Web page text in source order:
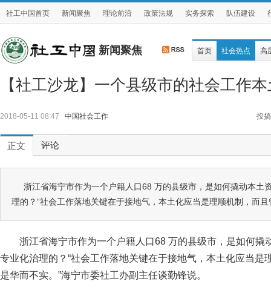
社工中国首页 新闻聚焦 理论前沿 政策法规 实务探索 队伍建设
新闻聚焦 首页 社会热点 高
【社工沙龙】一个县级市的社会工作
2018-05-11 08:47 中国社会工作 投搞
正文 评论
浙江省海宁市作为一个户籍人口68 万的县级市，是如何撬动本土
理的？“社会工作落地关键在于接地气，本土化应当是理顺机制，而
浙江省海宁市作为一个户籍人口68 万的县级市，是如何撬
专业化治理的？“社会工作落地关键在于接地气，本土化应当是
是华而不实。”海宁市委社工办副主任谈勤锋说。